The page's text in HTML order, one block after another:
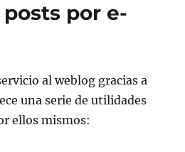
por e-
al weblog gracias a
una serie de utilidades
ellos mismos: